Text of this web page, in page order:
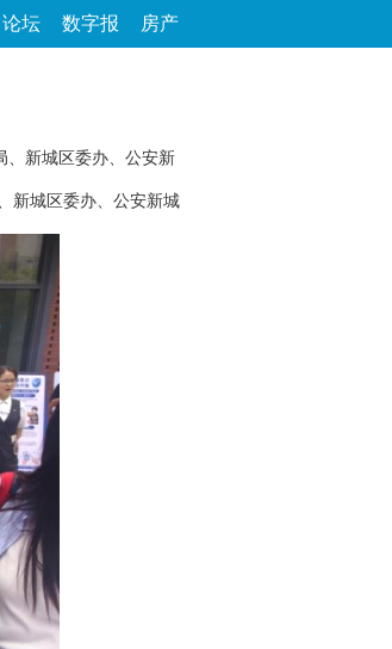
论坛 数字报 房产
、新城区委办、公安新
新城区委办、公安新城